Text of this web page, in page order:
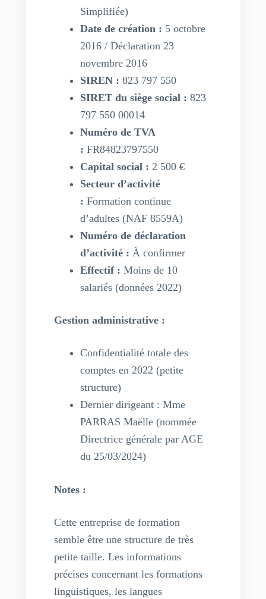
Simplifiée)
Date de création : 5 octobre
2016 / Déclaration 23
novembre 2016
SIREN : 823 797 550
SIRET du siège social : 823
797 550 00014
Numéro de TVA
: FR84823797550
Capital social : 2 500 €
Secteur d’activité
: Formation continue
d’adultes (NAF 8559A)
Numéro de déclaration
d’activité : À confirmer
Effectif : Moins de 10
salariés (données 2022)
Gestion administrative :
Confidentialité totale des
comptes en 2022 (petite
structure)
Dernier dirigeant : Mme
PARRAS Maëlle (nommée
Directrice générale par AGE
du 25/03/2024)
Notes :
Cette entreprise de formation
semble être une structure de très
petite taille. Les informations
précises concernant les formations
linguistiques, les langues